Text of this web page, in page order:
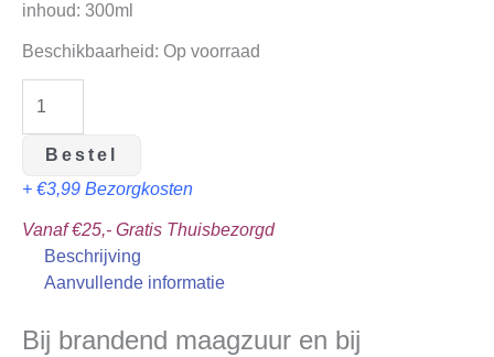
inhoud: 300ml
Beschikbaarheid: Op voorraad
Bestel
+ €3,99 Bezorgkosten
Vanaf €25,- Gratis Thuisbezorgd
Beschrijving
Aanvullende informatie
Bij brandend maagzuur en bij